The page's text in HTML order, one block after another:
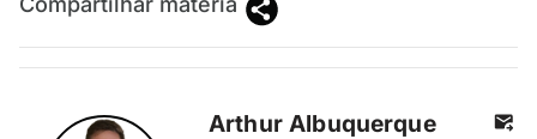
Arthur Albuquerque